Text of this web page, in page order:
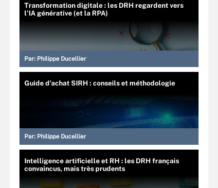
Transformation digitale : les DRH regardent vers
l’IA générative (et la RPA)
Par: Philippe Ducellier
Guide d’achat SIRH : conseils et méthodologie
Par: Philippe Ducellier
Intelligence artificielle et RH : les DRH français
convaincus, mais très prudents